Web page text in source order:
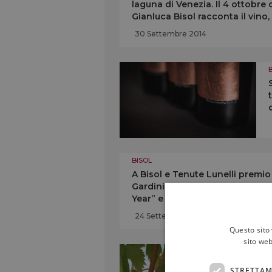
laguna di Venezia. Il 4 ottobre
Gianluca Bisol racconta il
cioccolato
30 Settembre 2014
BISOL
A Bisol e Tenute Lunelli
Gardini & Grignaffini. Bisol è
Year” e il Crede al top nel
Championships 2014”
24 Settembre 2014
Questo
sito